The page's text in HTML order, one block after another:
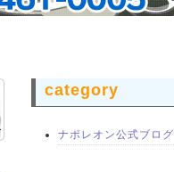
category
ナポレオン公式ブログ